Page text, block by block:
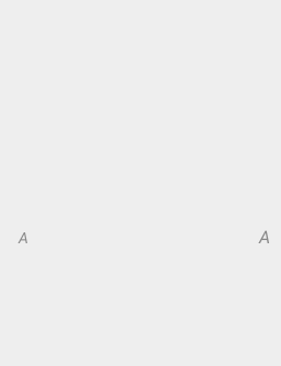
A A